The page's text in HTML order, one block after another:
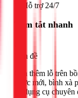
Hỗ trợ 24/7
Tóm tắt nhanh
Vấn đề
Cần thêm lỗ trên
nước mới, bình xà
có dụng cụ